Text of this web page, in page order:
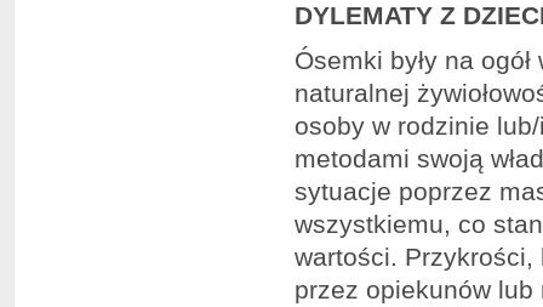
DYLEMATY Z
Ósemki były na
naturalnej
osoby w rodzinie
metodami swoją
sytuacje poprzez
wszystkiemu, co
wartości. Przykrości,
przez opiekunów lub